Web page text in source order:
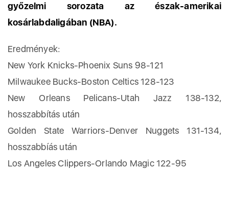
győzelmi sorozata az észak-amerikai
kosárlabdaligában (NBA).
Eredmények:
New York Knicks-Phoenix Suns 98-121
Milwaukee Bucks-Boston Celtics 128-123
New Orleans Pelicans-Utah Jazz 138-132,
hosszabbítás után
Golden State Warriors-Denver Nuggets 131-134,
hosszabbíás után
Los Angeles Clippers-Orlando Magic 122-95